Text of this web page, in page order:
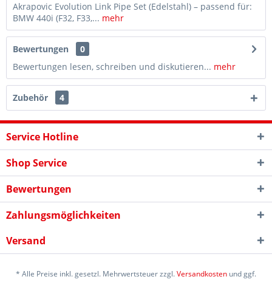
Akrapovic Evolution Link Pipe Set (Edelstahl) – passend für:
BMW 440i (F32, F33,... mehr
Bewertungen
0
Bewertungen lesen, schreiben und diskutieren... mehr
Zubehör 4
Service Hotline
Shop Service
Bewertungen
Zahlungsmöglichkeiten
Versand
* Alle Preise inkl. gesetzl. Mehrwertsteuer zzgl.Versandkosten und ggf.